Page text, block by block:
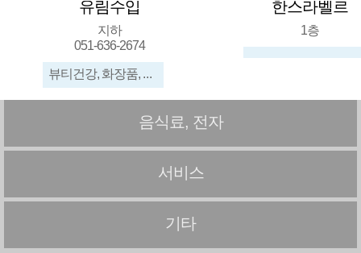
유림수입
지하
051-636-2674
뷰티건강, 화장품, 신발, 가방, 메리야스, 수입잡화
한스라벨르
1층
음식료, 전자
서비스
기타